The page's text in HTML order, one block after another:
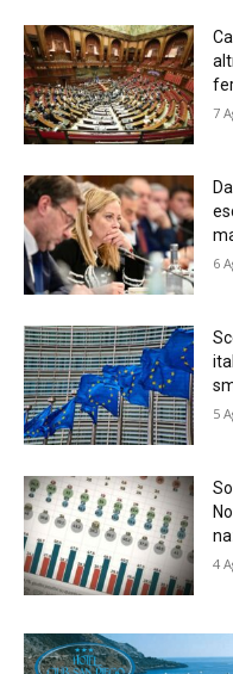
7
6
5
4